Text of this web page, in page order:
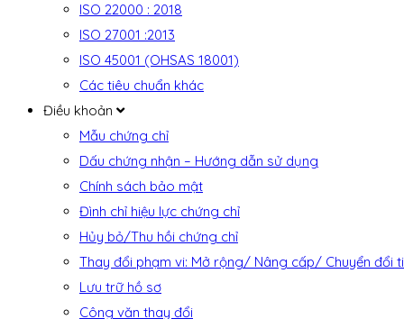
ISO 22000 : 2018
ISO 27001 :2013
ISO 45001 (OHSAS 18001)
Các tiêu chuẩn khác
Điều khoản
Mẫu chứng chỉ
Dấu chứng nhận – Hướng dẫn sử dụng
Chính sách bảo mật
Đình chỉ hiệu lực chứng chỉ
Hủy bỏ/Thu hồi chứng chỉ
Thay đổi phạm vi: Mở rộng/ Nâng cấp/ Chuyển đổi
Lưu trữ hồ sơ
Công văn thay đổi